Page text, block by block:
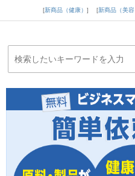
新商品（健康）
新商品（美容